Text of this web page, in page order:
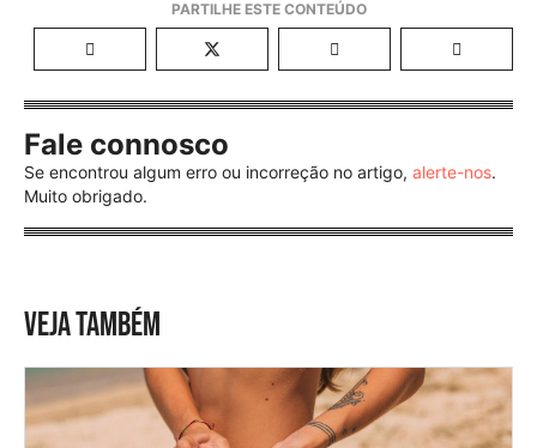
Fale connosco
Se encontrou algum erro ou incorreção no artigo, alerte-nos.
Muito obrigado.
VEJA TAMBÉM